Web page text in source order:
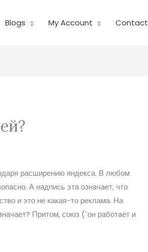
Blogs My Account Contact
расширению яндекса. В любом
А надпись эта означает, что
и это не какая-то реклама. На
Притом, союз (`он работает и